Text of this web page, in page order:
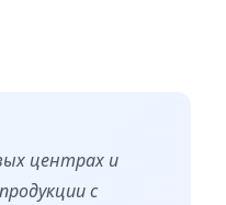
центрах и
с